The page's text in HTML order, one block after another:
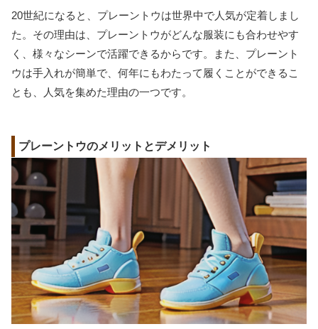
20世紀になると、プレーントウは世界中で人気が定着しまし
た。その理由は、プレーントウがどんな服装にも合わせやす
く、様々なシーンで活躍できるからです。また、プレーント
ウは手入れが簡単で、何年にもわたって履くことができるこ
とも、人気を集めた理由の一つです。
プレーントウのメリットとデメリット